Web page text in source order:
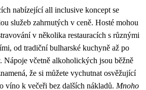
nabízející all inclusive koncept se
služeb zahrnutých v ceně. Hosté mohou
v několika restauracích s různými
od tradiční bulharské kuchyně až po
Nápoje včetně alkoholických jsou běžně
že si můžete vychutnat osvěžující
víno k večeři bez dalších nákladů. Mnoho